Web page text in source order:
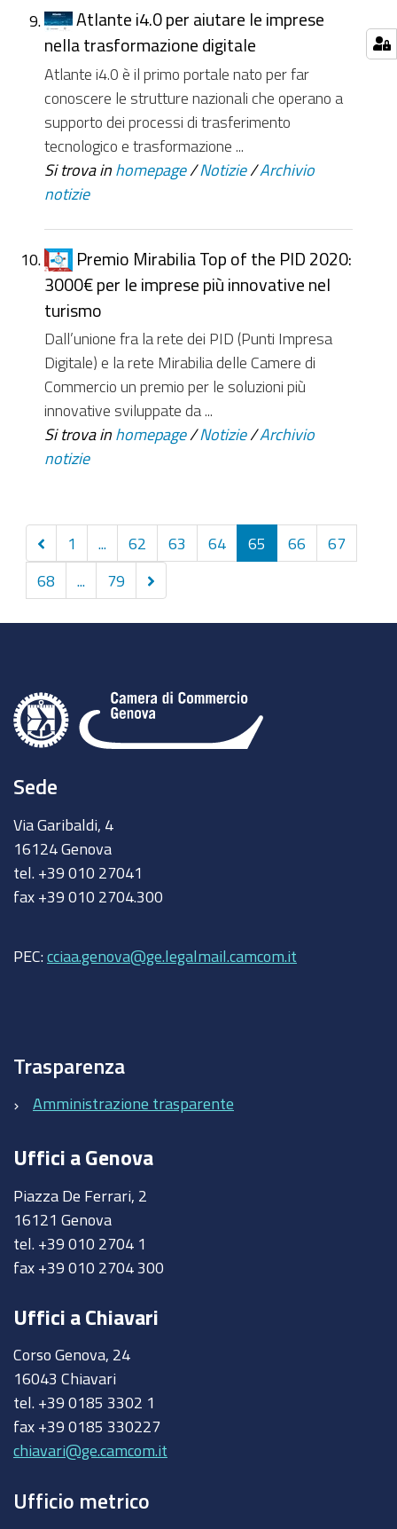
Atlante i4.0 per aiutare le imprese
nella trasformazione digitale
Atlante i4.0 è il primo portale nato per far
conoscere le strutture nazionali che operano a
supporto dei processi di trasferimento
tecnologico e trasformazione ...
Si trova in homepage /Notizie /Archivio
notizie
Premio Mirabilia Top of the PID 2020:
3000€ per le imprese più innovative nel
turismo
Dall’unione fra la rete dei PID (Punti Impresa
Digitale) e la rete Mirabilia delle Camere di
Commercio un premio per le soluzioni più
innovative sviluppate da ...
Si trova in homepage /Notizie /Archivio
notizie
Precedenti
10
1 62 63 64 65 66 67
68 79
Successivi
Sede
Via Garibaldi, 4
16124 Genova
tel. +39 010 27041
fax +39 010 2704.300
PEC: cciaa.genova@ge.legalmail.camcom.it
Trasparenza
Amministrazione trasparente
Uffici a Genova
Piazza De Ferrari, 2
16121 Genova
tel. +39 010 2704 1
fax +39 010 2704 300
Uffici a Chiavari
Corso Genova, 24
16043 Chiavari
tel. +39 0185 3302 1
fax +39 0185 330227
chiavari@ge.camcom.it
Ufficio metrico